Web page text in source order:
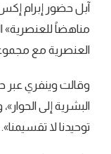
آبل حضور إبرام
مناهضاً للعنصرية»
العنصرية مع
وقالت وينفري عبر
البشرية إلى
توحيدنا لا تقسيمنا».